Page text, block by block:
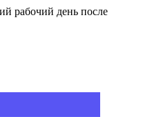
рабочий день после